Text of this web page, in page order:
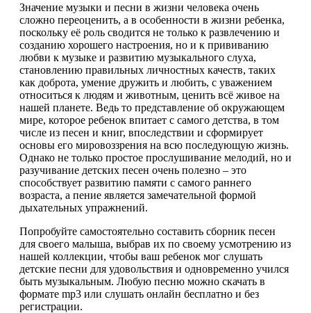
Значение музыки и песни в жизни человека очень
сложно переоценить, а в особенности в жизни ребенка,
поскольку её роль сводится не только к развлечению и
созданию хорошего настроения, но и к прививанию
любви к музыке и развитию музыкального слуха,
становлению правильных личностных качеств, таких
как доброта, умение дружить и любить, с уважением
относиться к людям и животным, ценить всё живое на
нашей планете. Ведь то представление об окружающем
мире, которое ребенок впитает с самого детства, в том
числе из песен и книг, впоследствии и сформирует
основы его мировоззрения на всю последующую жизнь.
Однако не только простое прослушивание мелодий, но и
разучивание детских песен очень полезно – это
способствует развитию памяти с самого раннего
возраста, а пение является замечательной формой
дыхательных упражнений.
Попробуйте самостоятельно составить сборник песен
для своего малыша, выбрав их по своему усмотрению из
нашей коллекции, чтобы ваш ребенок мог слушать
детские песни для удовольствия и одновременно учился
быть музыкальным. Любую песню можно скачать в
формате mp3 или слушать онлайн бесплатно и без
регистрации.